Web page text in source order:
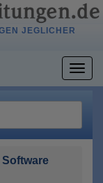
JEGLICHER
Software